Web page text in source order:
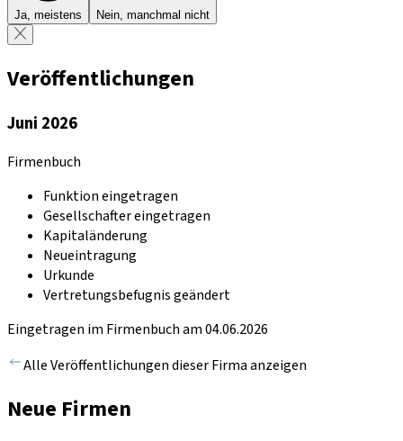
Ja, meistens Nein, manchmal nicht
Veröffentlichungen
Juni 2026
Firmenbuch
Funktion eingetragen
Gesellschafter eingetragen
Kapitaländerung
Neueintragung
Urkunde
Vertretungsbefugnis geändert
Eingetragen im Firmenbuch am 04.06.2026
Alle Veröffentlichungen dieser Firma anzeigen
Neue Firmen